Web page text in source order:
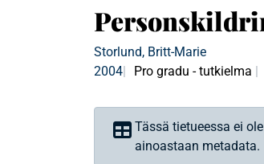
Storlund, Britt-Marie
2004
Pro gradu - tutkielma
Tässä tietueessa ei
ainoastaan metadata.